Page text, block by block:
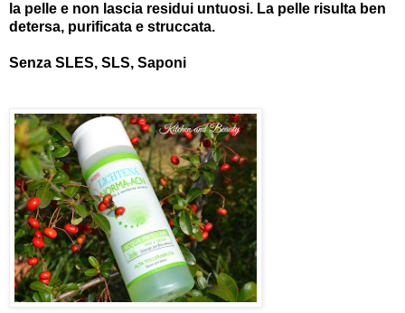
la pelle e non lascia residui untuosi. La pelle risulta ben
detersa, purificata e struccata.
Senza SLES, SLS, Saponi